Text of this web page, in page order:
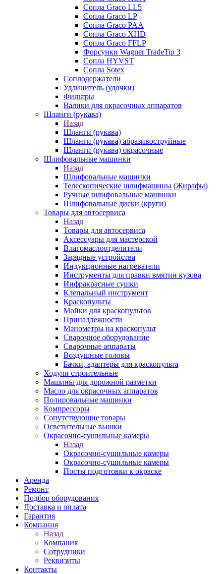
Сопла Graco LL5
Сопла Graco LP
Сопла Graco PAA
Сопла Graco XHD
Сопла Graco FFLP
Форсунки Wagner TradeTip 3
Сопла HYVST
Сопла Sotex
Соплодержатели
Удлинитель (удочки)
Фильтры
Валики для окрасочных аппаратов
Шланги (рукава)
Назад
Шланги (рукава)
Шланги (рукава) абразивоструйные
Шланги (рукава) окрасочные
Шлифовальные машинки
Назад
Шлифовальные машинки
Телескопические шлифмашины (Жирафы)
Ручные шлифовальные машинки
Шлифовальные диски (круги)
Товары для автосервиса
Назад
Товары для автосервиса
Аксессуары для мастерской
Влагомаслоотделители
Зарядные устройства
Индукционные нагреватели
Инструменты для правки вмятин кузова
Инфракрасные сушки
Клепальный инструмент
Краскопульты
Мойки для краскопультов
Принадлежности
Манометры на краскопульт
Сварочное оборудование
Сварочные аппараты
Воздушные головы
Бачки, адаптеры для краскопульта
Ходули строительные
Машины для дорожной разметки
Масло для окрасочных аппаратов
Полировальные машинки
Компрессоры
Сопутствующие товары
Осветительные вышки
Окрасочно-сушильные камеры
Назад
Окрасочно-сушильные камеры
Окрасочно-сушильные камеры
Посты подготовки к окраске
Аренда
Ремонт
Подбор оборудования
Доставка и оплата
Гарантия
Компания
Назад
Компания
Сотрудники
Реквизиты
Контакты